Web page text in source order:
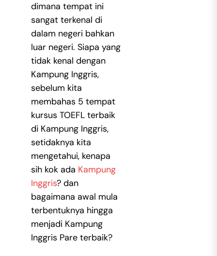
dimana tempat ini
sangat terkenal di
dalam negeri bahkan
luar negeri. Siapa yang
tidak kenal dengan
Kampung Inggris,
sebelum kita
membahas 5 tempat
kursus TOEFL terbaik
di Kampung Inggris,
setidaknya kita
mengetahui, kenapa
sih kok ada Kampung
Inggris? dan
bagaimana awal mula
terbentuknya hingga
menjadi Kampung
Inggris Pare terbaik?